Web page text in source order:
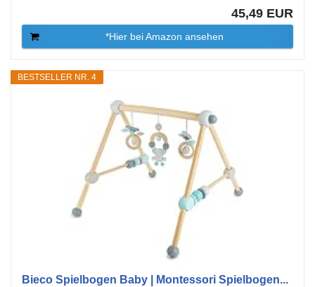
45,49 EUR
*Hier bei Amazon ansehen
BESTSELLER NR. 4
Bieco Spielbogen Baby | Montessori Spielbogen...